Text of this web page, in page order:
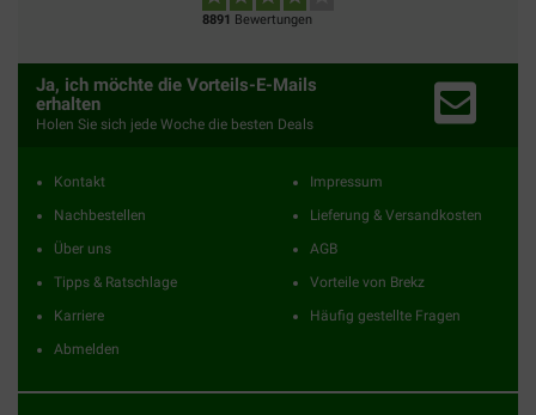
8891 Bewertungen
Ja, ich möchte die Vorteils-E-Mails
erhalten
Holen Sie sich jede Woche die besten Deals
Kontakt
Nachbestellen
Über uns
Tipps & Ratschlage
Karriere
Abmelden
Impressum
Lieferung & Versandkosten
AGB
Vorteile von Brekz
Häufig gestellte Fragen